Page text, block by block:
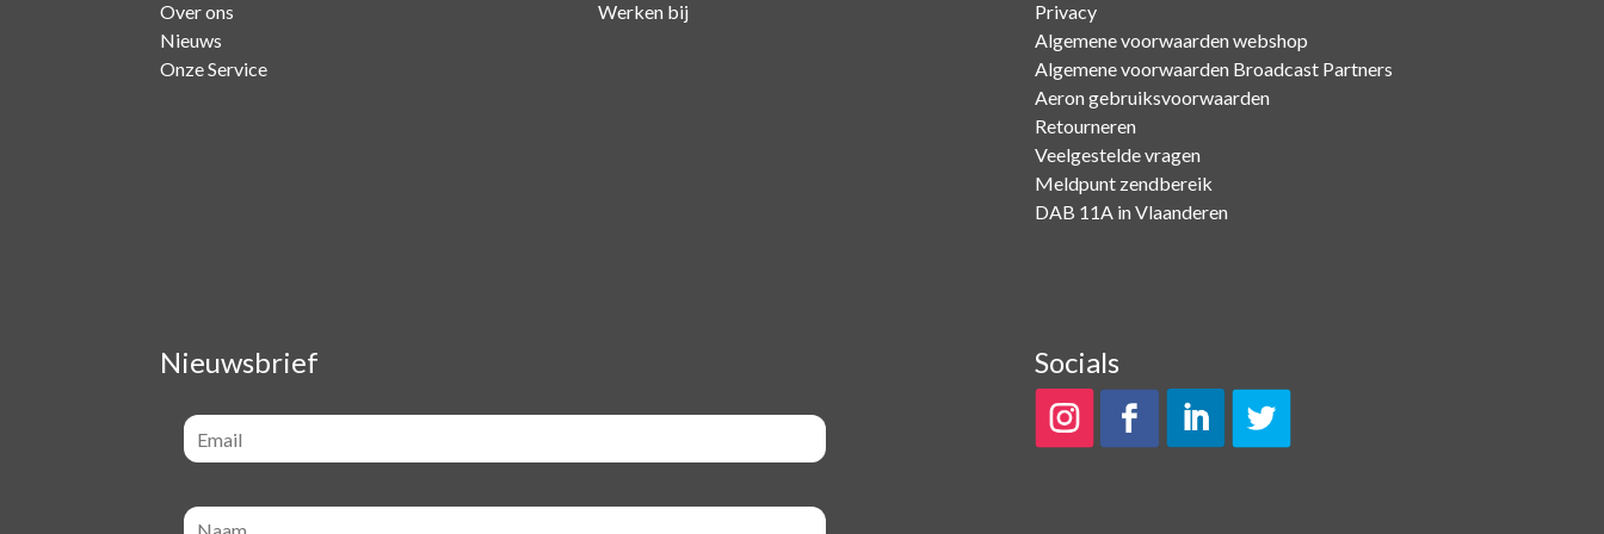
Over ons
Nieuws
Onze Service
Werken bij
Privacy
Algemene voorwaarden webshop
Algemene voorwaarden Broadcast Partners
Aeron gebruiksvoorwaarden
Retourneren
Veelgestelde vragen
Meldpunt zendbereik
DAB 11A in Vlaanderen
Nieuwsbrief Socials